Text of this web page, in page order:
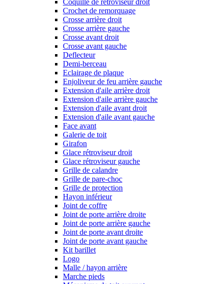
Coquille de rétroviseur droit
Crochet de remorquage
Crosse arrière droit
Crosse arrière gauche
Crosse avant droit
Crosse avant gauche
Deflecteur
Demi-berceau
Eclairage de plaque
Enjoliveur de feu arrière gauche
Extension d'aile arrière droit
Extension d'aile arrière gauche
Extension d'aile avant droit
Extension d'aile avant gauche
Face avant
Galerie de toit
Girafon
Glace rétroviseur droit
Glace rétroviseur gauche
Grille de calandre
Grille de pare-choc
Grille de protection
Hayon inférieur
Joint de coffre
Joint de porte arrière droite
Joint de porte arrière gauche
Joint de porte avant droite
Joint de porte avant gauche
Kit barillet
Logo
Malle / hayon arrière
Marche pieds